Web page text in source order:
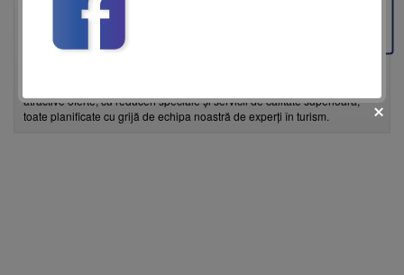
EnjoyTravel este agenția de turism care îți aduce cele mai bune oferte de
vacanță, adaptate nevoilor tale. Fie că îți dorești o escapadă de
weekend, o vacanță de vis la mare sau o experiență de neuitat în
destinații exotice, EnjoyTravel îți pune la dispoziție pachete
atractive oferte, cu reduceri speciale și servicii de calitate superioară,
toate planificate cu grijă de echipa noastră de experți în turism.